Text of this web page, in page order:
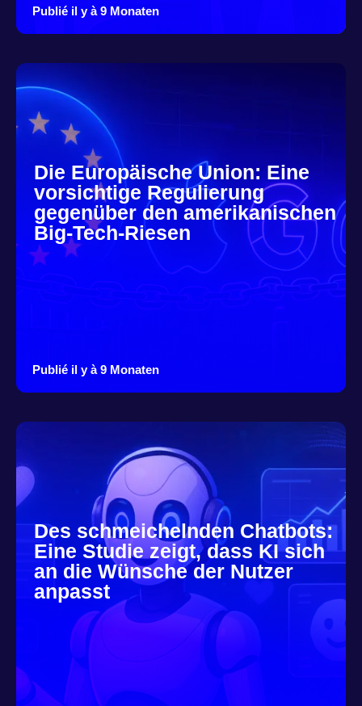
Publié il y à 9 Monaten
Die Europäische Union: Eine
vorsichtige Regulierung
gegenüber den amerikanischen
Big-Tech-Riesen
Publié il y à 9 Monaten
Des schmeichelnden Chatbots:
Eine Studie zeigt, dass KI sich
an die Wünsche der Nutzer
anpasst